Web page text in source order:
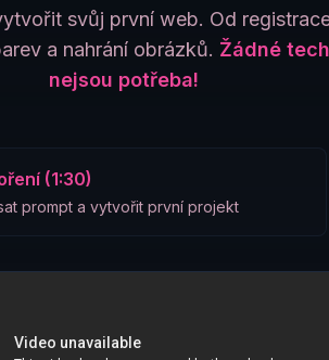
svůj první web. Od
a nahrání obrázků. Žádné
nejsou potřeba!
(1:30)
prompt a vytvořit první projekt